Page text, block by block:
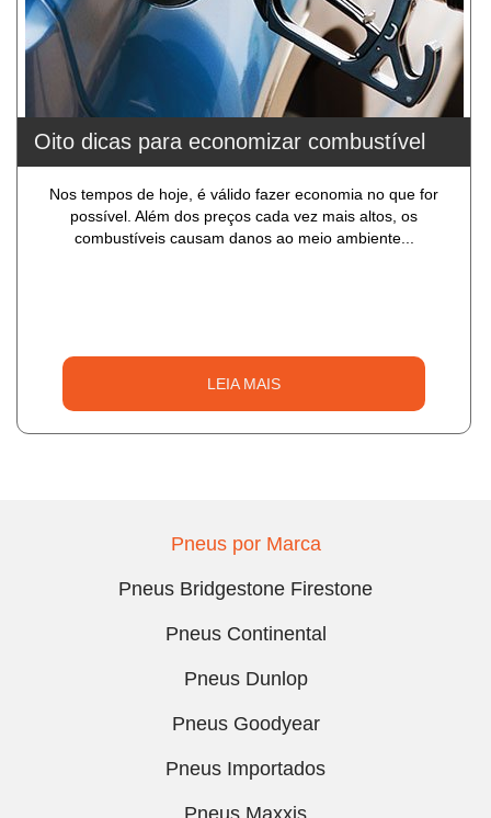
Oito dicas para economizar combustível
Nos tempos de hoje, é válido fazer economia no que for
possível. Além dos preços cada vez mais altos, os
combustíveis causam danos ao meio ambiente...
LEIA MAIS
Pneus por Marca
Pneus Bridgestone Firestone
Pneus Continental
Pneus Dunlop
Pneus Goodyear
Pneus Importados
Pneus Maxxis